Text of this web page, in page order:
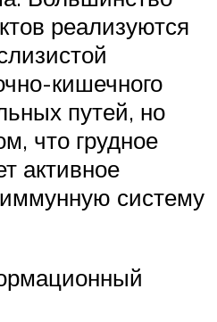
реализуются
кишечного
путей, но
что грудное
активное
систему